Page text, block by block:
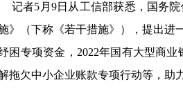
记者5月9日从工信部获悉，国务
》（下称《若干措施》），提出进
困专项资金，2022年国有大型商
拖欠中小企业账款专项行动等，助